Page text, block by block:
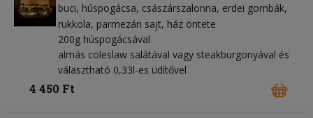
buci húspogácsa császárszalonna erdei gombák
rukkola parmezán sajt ház öntete
200g húspogácsával
almás coleslaw salátával vagy steakburgonyával és
választható 0,33l-es üdítővel
4 450 Ft